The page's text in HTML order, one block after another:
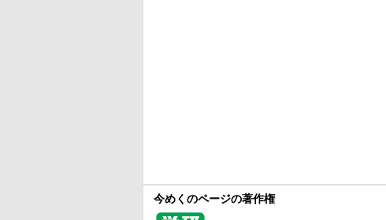
今めくのページの著作権